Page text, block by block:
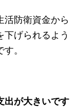
活防衛資金から
げられるよう
。
出が大きいです